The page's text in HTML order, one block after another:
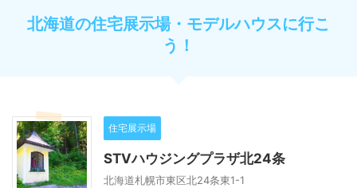
北海道の住宅展示場・モデルハウスに行こ
う！
住宅展示場
STVハウジングプラザ北24条
北海道札幌市東区北24条東1-1